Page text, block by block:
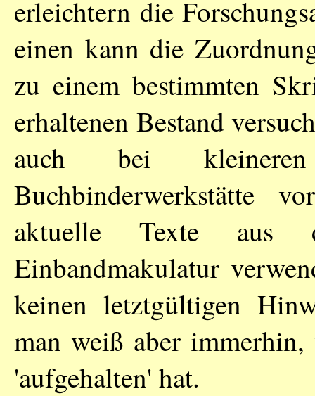
erleichtern die
einen kann die
zu einem bestimmten
erhaltenen Bestand
auch bei
Buchbinderwerkstätte
aktuelle Texte aus
Einbandmakulatur
keinen letztgültigen
man weiß aber
'aufgehalten' hat.